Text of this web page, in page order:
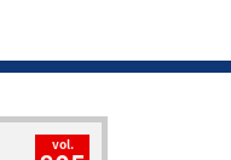
vol.